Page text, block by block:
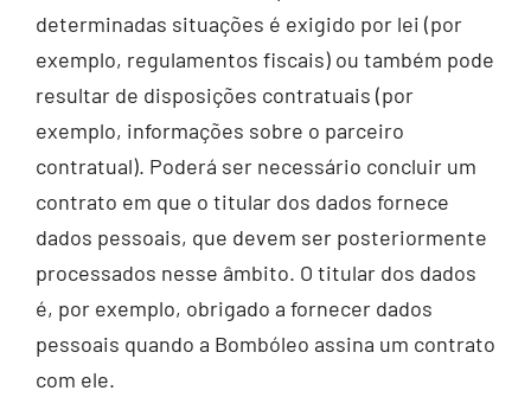
determinadas situações é exigido por lei (por
exemplo, regulamentos fiscais) ou também pode
resultar de disposições contratuais (por
exemplo, informações sobre o parceiro
contratual). Poderá ser necessário concluir um
contrato em que o titular dos dados fornece
dados pessoais, que devem ser posteriormente
processados nesse âmbito. O titular dos dados
é, por exemplo, obrigado a fornecer dados
pessoais quando a Bombóleo assina um contrato
com ele.